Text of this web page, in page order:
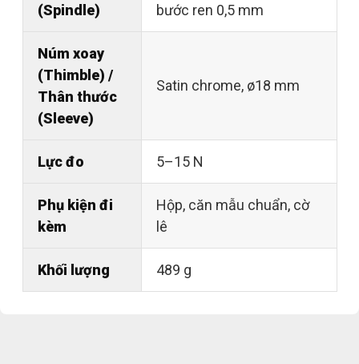
(Spindle)
bước ren 0,5 mm
Núm xoay
(Thimble) /
Thân thước
(Sleeve)
Satin chrome, ø18 mm
Lực đo 5–15 N
Phụ kiện đi
kèm
Hộp, căn mẫu chuẩn, cờ
lê
Khối lượng 489 g